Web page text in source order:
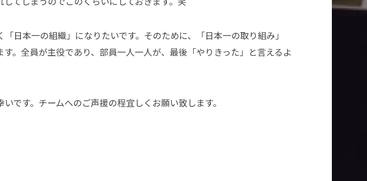
日本一の組織」になりたいです。そのために、「日本一の取り組み」
。全員が主役であり、部員一人一人が、最後「やりきった」と言えるよ
です。チームへのご声援の程宜しくお願い致します。